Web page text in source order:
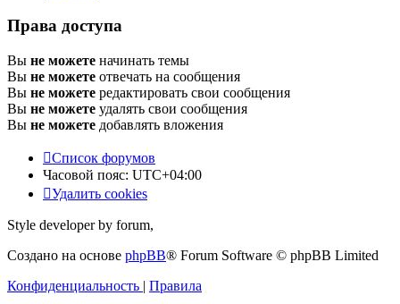
Права доступа
Вы не можете начинать темы
Вы не можете отвечать на сообщения
Вы не можете редактировать свои сообщения
Вы не можете удалять свои сообщения
Вы не можете добавлять вложения
Список форумов
Часовой пояс: UTC+04:00
Удалить cookies
Style developer by forum,
Создано на основе phpBB® Forum Software © phpBB Limited
Конфиденциальность | Правила